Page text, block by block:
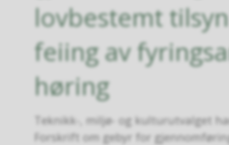
lovbestemt
feiing av
høring
Teknikk-, miljø- og kulturutvalget
Forskrift om gebyr for